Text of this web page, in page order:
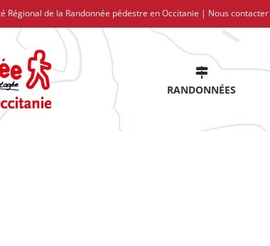
Régional de la Randonnée pédestre en Occitanie | Nous contacter
RANDONNÉES